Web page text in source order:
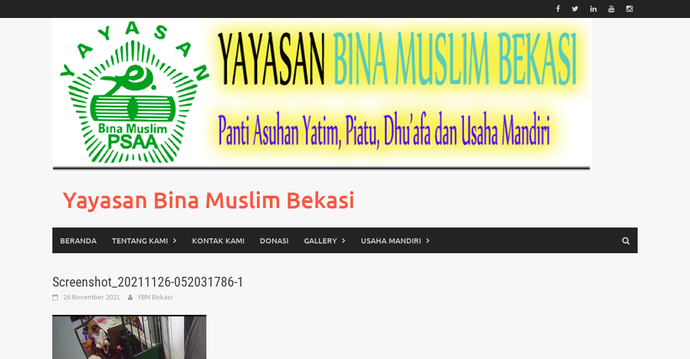
to
Yayasan Bina Muslim Bekasi
BERANDA TENTANG KAMI KONTAK KAMI DONASI GALLERY USAHA MANDIRI
Screenshot_20211126-052031786-1
26 November 2021 YBM Bekasi